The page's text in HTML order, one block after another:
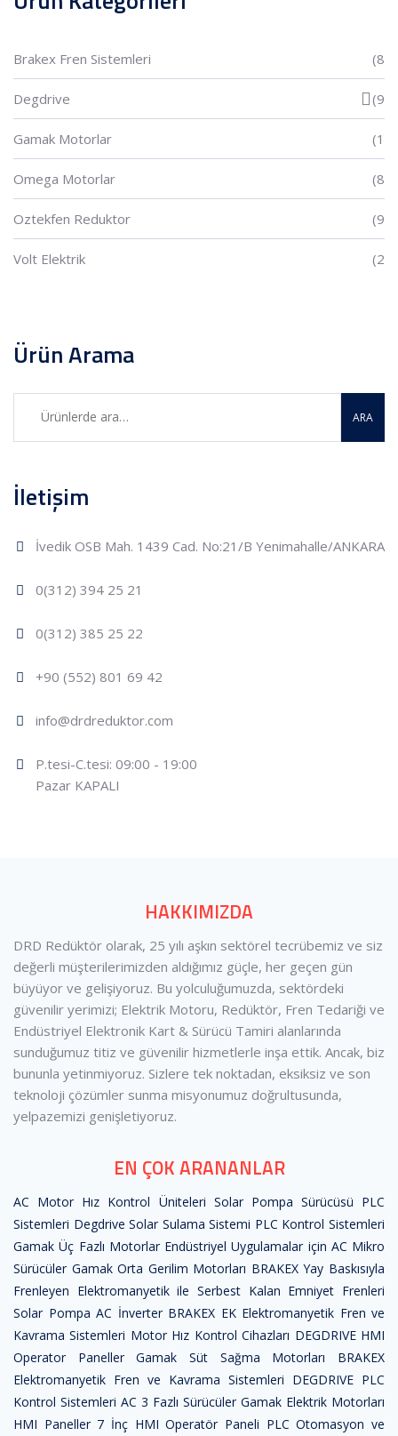
Brakex Fren Sistemleri (8
Degdrive (9
Gamak Motorlar (1
Omega Motorlar (8
Oztekfen Reduktor (9
Volt Elektrik (2
Ürün Arama
ARA
İletişim
İvedik OSB Mah. 1439 Cad. No:21/B Yenimahalle/ANKARA
0(312) 394 25 21
0(312) 385 25 22
+90 (552) 801 69 42
info@drdreduktor.com
P.tesi-C.tesi: 09:00 - 19:00
Pazar KAPALI
HAKKIMIZDA
DRD Redüktör olarak, 25 yılı aşkın sektörel tecrübemiz ve siz
değerli müşterilerimizden aldığımız güçle, her geçen gün
büyüyor ve gelişiyoruz. Bu yolculuğumuzda, sektördeki
güvenilir yerimizi; Elektrik Motoru, Redüktör, Fren Tedariği ve
Endüstriyel Elektronik Kart & Sürücü Tamiri alanlarında
sunduğumuz titiz ve güvenilir hizmetlerle inşa ettik. Ancak, biz
bununla yetinmiyoruz. Sizlere tek noktadan, eksiksiz ve son
teknoloji çözümler sunma misyonumuz doğrultusunda,
yelpazemizi genişletiyoruz.
EN ÇOK ARANANLAR
AC Motor Hız Kontrol Üniteleri Solar Pompa Sürücüsü PLC
Sistemleri Degdrive Solar Sulama Sistemi PLC Kontrol Sistemleri
Gamak Üç Fazlı Motorlar Endüstriyel Uygulamalar için AC Mikro
Sürücüler Gamak Orta Gerilim Motorları BRAKEX Yay Baskısıyla
Frenleyen Elektromanyetik ile Serbest Kalan Emniyet Frenleri
Solar Pompa AC İnverter BRAKEX EK Elektromanyetik Fren ve
Kavrama Sistemleri Motor Hız Kontrol Cihazları DEGDRIVE HMI
Operator Paneller
Gamak Süt Sağma Motorları
BRAKEX
Elektromanyetik Fren ve Kavrama Sistemleri DEGDRIVE PLC
Kontrol Sistemleri AC 3 Fazlı Sürücüler Gamak Elektrik Motorları
HMI Paneller 7 İnç HMI Operatör Paneli PLC Otomasyon ve